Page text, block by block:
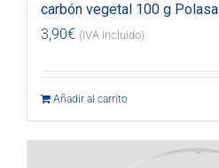
carbón vegetal 100 g Polasal
3,90€ (IVA incluido)
Añadir al carrito